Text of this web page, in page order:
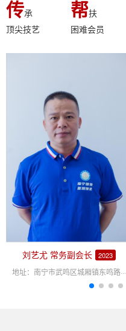
传承
顶尖技艺
帮扶
困难会员
刘艺尤 常务副会长 2023
地址：南宁市武鸣区城厢镇东鸣路···